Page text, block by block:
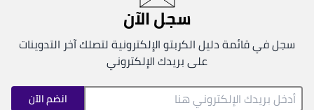
سجل الآن
سجل في قائمة دليل الكربتو الإلكترونية لتصلك آخر التدوينات
على بريدك الإلكتروني
انضم الآن